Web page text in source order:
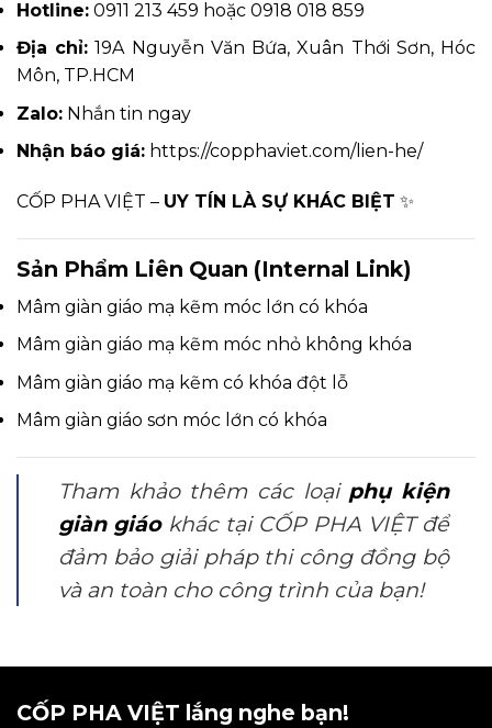
Hotline: 0911 213 459 hoặc 0918 018 859
Địa chỉ: 19A Nguyễn Văn Bứa, Xuân Thới Sơn, Hóc
Môn, TP.HCM
Zalo: Nhắn tin ngay
Nhận báo giá: https://copphaviet.com/lien-he/
CỐP PHA VIỆT – UY TÍN LÀ SỰ KHÁC BIỆT ✨
Sản Phẩm Liên Quan (Internal Link)
Mâm giàn giáo mạ kẽm móc lớn có khóa
Mâm giàn giáo mạ kẽm móc nhỏ không khóa
Mâm giàn giáo mạ kẽm có khóa đột lỗ
Mâm giàn giáo sơn móc lớn có khóa
Tham khảo thêm các loại phụ kiện
giàn giáokhác tại CỐP PHA VIỆT để
đảm bảo giải pháp thi công đồng bộ
và an toàn cho công trình của bạn!
CỐP PHA VIỆT lắng nghe bạn!